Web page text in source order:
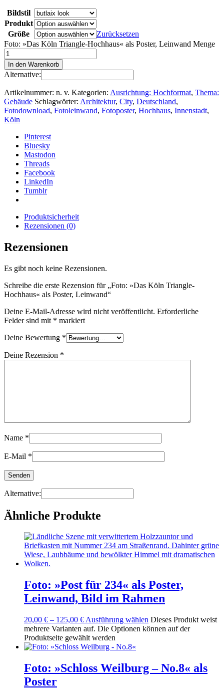
Bildstil
Produkt
Größe
Zurücksetzen
Foto: »Das Köln Triangle-Hochhaus« als Poster, Leinwand Menge
In den Warenkorb
Alternative:
Artikelnummer: n. v. Kategorien: Ausrichtung: Hochformat, Thema:
Gebäude Schlagwörter: Architektur, City, Deutschland,
Fotodownload, Fotoleinwand, Fotoposter, Hochhaus, Innenstadt,
Köln
Pinterest
Bluesky
Mastodon
Threads
Facebook
LinkedIn
Tumblr
Produktsicherheit
Rezensionen (0)
Rezensionen
Es gibt noch keine Rezensionen.
Schreibe die erste Rezension für „Foto: »Das Köln Triangle-
Hochhaus« als Poster, Leinwand“
Deine E-Mail-Adresse wird nicht veröffentlicht. Erforderliche
Felder sind mit * markiert
Deine Bewertung *
Deine Rezension *
Name *
E-Mail *
Alternative:
Ähnliche Produkte
Foto: »Post für 234« als Poster,
Leinwand, Bild im Rahmen
20,00 € – 125,00 € Ausführung wählen Dieses Produkt weist
mehrere Varianten auf. Die Optionen können auf der
Produktseite gewählt werden
Foto: »Schloss Weilburg – No.8« als
Poster